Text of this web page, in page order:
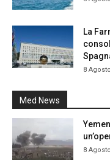
La
8
Med News
8